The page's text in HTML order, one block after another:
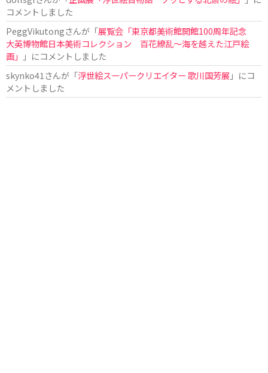
コメントしました
PeggVikutongさんが「展覧会「東京都美術館開館100周年記念
大英博物館日本美術コレクション 百花繚乱〜海を越えた江戸絵
画」
」にコメントしました
skynko41 さんが「浮世絵スーパークリエイター 歌川国芳展 」にコ
メントしました